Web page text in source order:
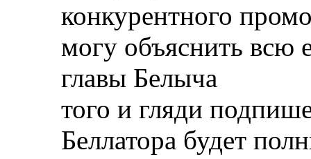
конкурентного
могу объяснить всю
главы Белыча
того и гляди
Беллатора будет